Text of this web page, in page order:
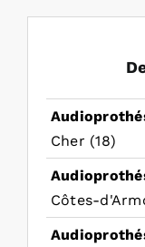
Cher (18)
Côtes-